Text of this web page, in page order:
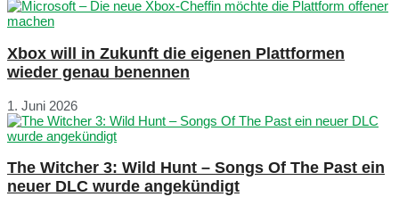
Xbox will in Zukunft die eigenen Plattformen
wieder genau benennen
1. Juni 2026
The Witcher 3: Wild Hunt – Songs Of The Past ein
neuer DLC wurde angekündigt